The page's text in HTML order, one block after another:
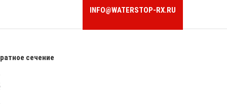
INFO@WATERSTOP-RX.RU
сечение